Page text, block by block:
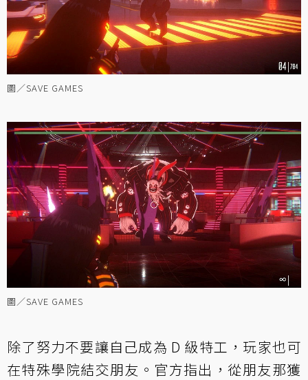
圖／SAVE GAMES
圖／SAVE GAMES
除了努力不要讓自己成為 D 級特工，玩家也可
在特殊學院結交朋友。官方指出，從朋友那獲